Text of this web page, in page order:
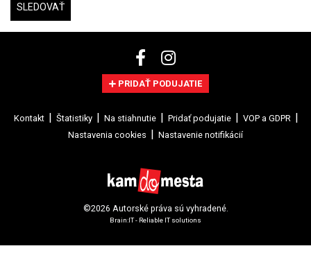
SLEDOVAŤ
PRIDAŤ PODUJATIE
Kontakt Štatistiky Na stiahnutie Pridať podujatie
VOP a GDPR
Nastavenia cookies
Nastavenie notifikácií
©2026 Autorské práva sú vyhradené.
Brain:IT - Reliable IT solutions